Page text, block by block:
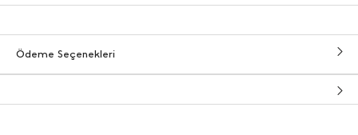
Ödeme Seçenekleri